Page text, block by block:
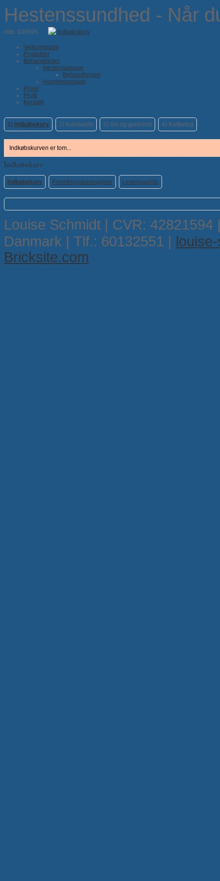
Hestenssundhed - Når
Hits: 104595 Indkøbskurv
Velkomstside
Produkter
Behandlinger
Hestemassage
Behandlingen
Hundemassage
Priser
Profil
Kontakt
1) Indkøbskurv 2) Kundeinfo 3) Vis og godkend 4) Kvittering
Indkøbskurven er tom...
Indkøbskurv
Indkøbskurv Forretningsbetingelser Leveringsinfo
Louise Schmidt | CVR:
Danmark | Tlf.: 60132551 |
Bricksite.com